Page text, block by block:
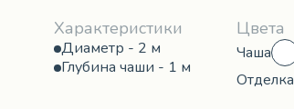
Характеристики
Диаметр - 2 м
Глубина чаши - 1 м
Цвета
Чаша
Отделка